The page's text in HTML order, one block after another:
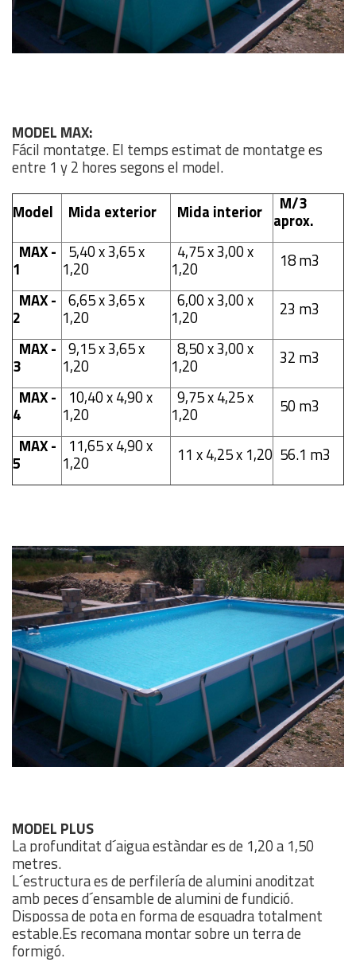
MODEL MAX:
Fácil montatge. El temps estimat de montatge es
entre 1 y 2 hores segons el model.
Model
Mida exterior Mida interior M/3
aprox.
MAX -
1
5,40 x 3,65 x
1,20
4,75 x 3,00 x
1,20
18 m3
MAX -
2
6,65 x 3,65 x
1,20
6,00 x 3,00 x
1,20
23 m3
MAX -
3
9,15 x 3,65 x
1,20
8,50 x 3,00 x
1,20
32 m3
MAX -
4
10,40 x 4,90 x
1,20
9,75 x 4,25 x
1,20
50 m3
MAX -
5
11,65 x 4,90 x
1,20 11 x 4,25 x 1,20 56.1 m3
MODEL PLUS
La profunditat d´aigua estàndar es de 1,20 a 1,50
metres.
L´estructura es de perfilería de alumini anoditzat
amb peces d´ensamble de alumini de fundició.
Dispossa de pota en forma de esquadra totalment
estable.Es recomana montar sobre un terra de
formigó.